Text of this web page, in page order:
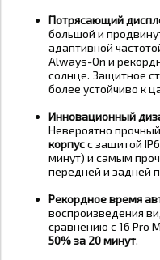
Потрясающий
большой и
адаптивной
Always-On и
солнце. Защитное
более устойчиво к
Инновационный
Невероятно
корпусс защитой
минут) и самым
передней и задней
Рекордное время
воспроизведения
сравнению с 16 Pro
50% за 20 минут.